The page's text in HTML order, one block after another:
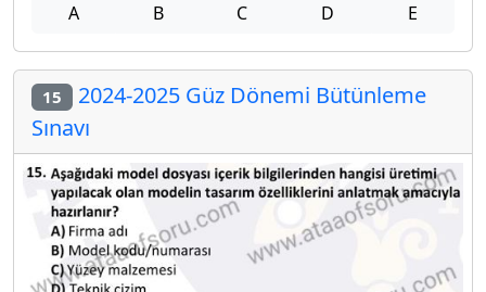
A B C D E
15 2024-2025 Güz Dönemi Bütünleme
Sınavı